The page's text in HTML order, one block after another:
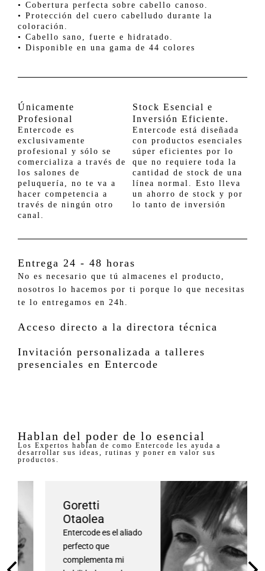
• Cobertura perfecta sobre cabello canoso.
• Protección del cuero cabelludo durante la
coloración.
• Cabello sano, fuerte e hidratado.
• Disponible en una gama de 44 colores
Únicamente
Profesional
Entercode es
exclusivamente
profesional y sólo se
comercializa a través de
los salones de
peluquería, no te va a
hacer competencia a
través de ningún otro
canal.
Stock Esencial e
Inversión Eficiente.
Entercode está diseñada
con productos esenciales
súper eficientes por lo
que no requiere toda la
cantidad de stock de una
línea normal. Esto lleva
un ahorro de stock y por
lo tanto de inversión
Entrega 24 - 48 horas
No es necesario que tú almacenes el producto,
nosotros lo hacemos por ti porque lo que necesitas
te lo entregamos en 24h.
Acceso directo a la directora técnica
Invitación personalizada a talleres
presenciales en Entercode
Hablan del poder de lo esencial
Los Expertos hablan de como Entercode les ayuda a
desarrollar sus ideas, rutinas y poner en valor sus
productos.
Goretti
Otaolea
Entercode es el aliado
perfecto que
complementa mi